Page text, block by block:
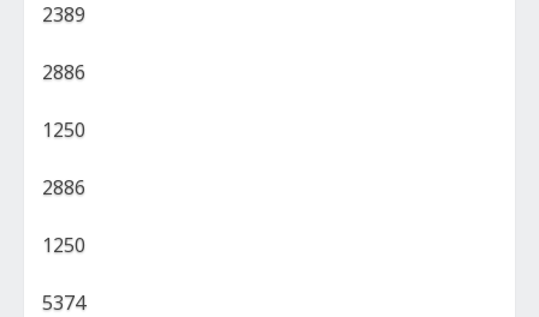
2389
2886
1250
2886
1250
5374